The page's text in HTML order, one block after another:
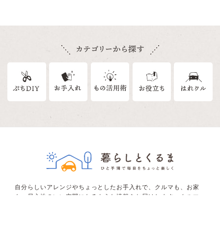
自分らしいアレンジやちょっとしたお手入れで、クルマも、お家
も、居心地のいい空間になるような情報をお届けします。クルマ